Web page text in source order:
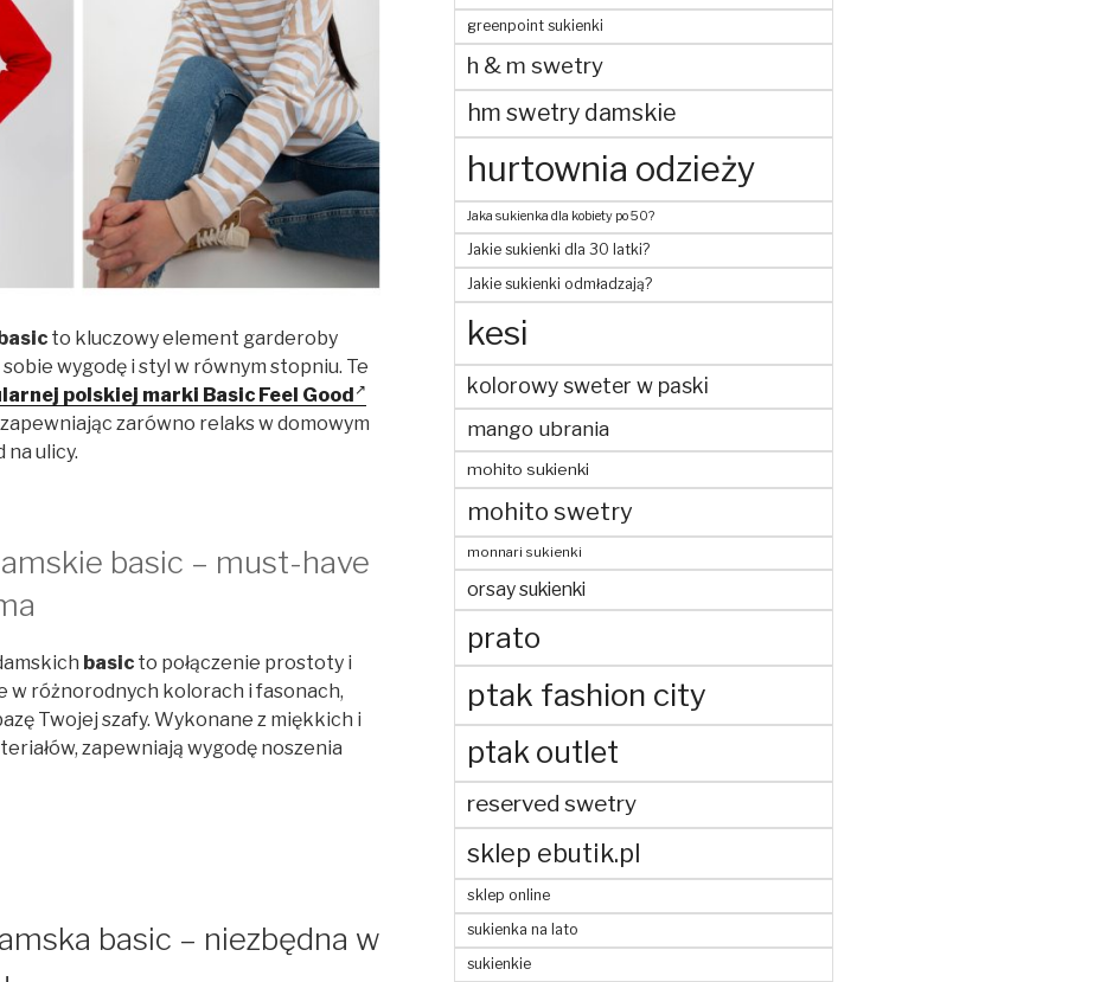
to kluczowy element garderoby
wygodę i styl w równym stopniu. Te
polskiej marki Basic Feel Good
zarówno relaks w domowym
na ulicy.
basic – must-have
basic to połączenie prostoty i
w różnorodnych kolorach i fasonach,
Twojej szafy. Wykonane z miękkich i
zapewniają wygodę noszenia
basic – niezbędna w
greenpoint sukienki
h & m swetry
hm swetry damskie
hurtownia odzieży
Jaka sukienka dla kobiety po 50?
Jakie sukienki dla 30 latki?
Jakie sukienki odmładzają?
kesi
kolorowy sweter w paski
mango ubrania
mohito sukienki
mohito swetry
monnari sukienki
orsay sukienki
prato
ptak fashion city
ptak outlet
reserved swetry
sklep ebutik.pl
sklep online
sukienka na lato
sukienkie